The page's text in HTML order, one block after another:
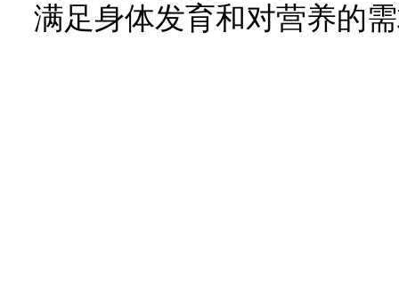
满足身体发育和对营养的